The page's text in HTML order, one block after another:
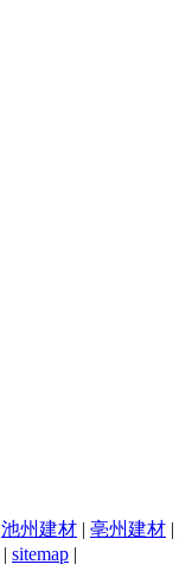
池州建材 | 亳州建材 |
| sitemap |